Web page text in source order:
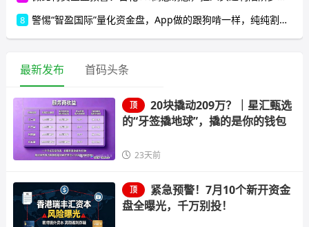
8 警惕“智盈国际”量化资金盘，App做的跟狗啃一样，纯纯割韭菜！
最新发布 首码头条
顶
20块撬动209万？｜星汇甄选
的“牙签撬地球”，撬的是你的钱包
23天前
顶
紧急预警！7月10个新开资金
盘全曝光，千万别投！